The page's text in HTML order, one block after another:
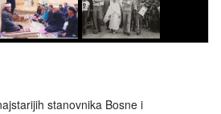
stanovnika Bosne i